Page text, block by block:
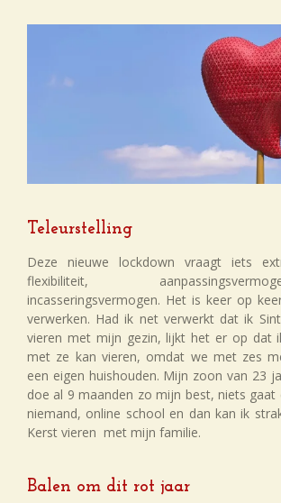
Teleurstelling
Deze nieuwe lockdown vraagt iets
flexibiliteit,
incasseringsvermogen. Het is keer op
verwerken. Had ik net verwerkt dat ik
vieren met mijn gezin, lijkt het er op dat
met ze kan vieren, omdat we met zes
een eigen huishouden. Mijn zoon van 23
doe al 9 maanden zo mijn best, niets gaat
niemand, online school en dan kan ik
Kerst vieren met mijn familie.
Balen om dit rot jaar